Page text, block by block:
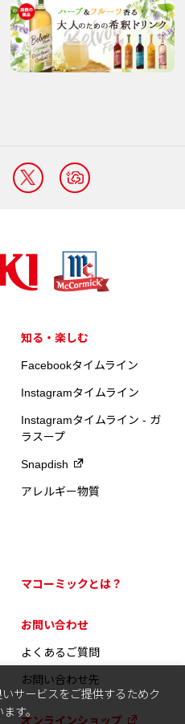
知る・楽しむ
Facebookタイムライン
Instagramタイムライン
Instagramタイムライン - ガ
ラスープ
Snapdish
アレルギー物質
マコーミックとは？
お問い合わせ
よくあるご質問
お問い合わせ先
オンラインショップ
サービスをご提供するためク
す。